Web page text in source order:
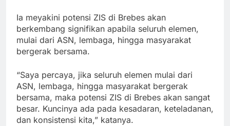
Ia meyakini potensi ZIS di Brebes akan
berkembang signifikan apabila seluruh elemen,
mulai dari ASN, lembaga, hingga masyarakat
bergerak bersama.
“Saya percaya, jika seluruh elemen mulai dari
ASN, lembaga, hingga masyarakat bergerak
bersama, maka potensi ZIS di Brebes akan sangat
besar. Kuncinya ada pada kesadaran, keteladanan,
dan konsistensi kita,” katanya.